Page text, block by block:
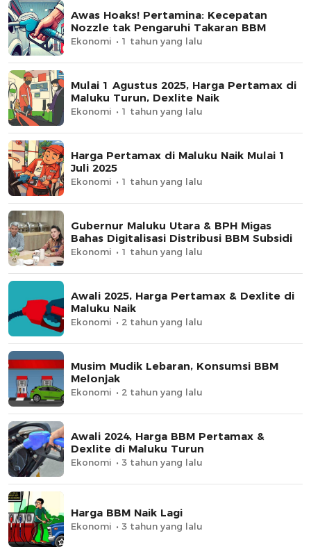
Awas Hoaks! Pertamina: Kecepatan
Nozzle tak Pengaruhi Takaran BBM
Ekonomi 1 tahun yang lalu
Mulai 1 Agustus 2025, Harga Pertamax di
Maluku Turun, Dexlite Naik
Ekonomi 1 tahun yang lalu
Harga Pertamax di Maluku Naik Mulai 1
Juli 2025
Ekonomi 1 tahun yang lalu
Gubernur Maluku Utara & BPH Migas
Bahas Digitalisasi Distribusi BBM Subsidi
Ekonomi 1 tahun yang lalu
Awali 2025, Harga Pertamax & Dexlite di
Maluku Naik
Ekonomi 2 tahun yang lalu
Musim Mudik Lebaran, Konsumsi BBM
Melonjak
Ekonomi 2 tahun yang lalu
Awali 2024, Harga BBM Pertamax &
Dexlite di Maluku Turun
Ekonomi 3 tahun yang lalu
Harga BBM Naik Lagi
Ekonomi 3 tahun yang lalu